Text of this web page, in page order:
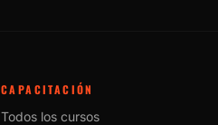
CAPACITACIÓN
Todos los cursos